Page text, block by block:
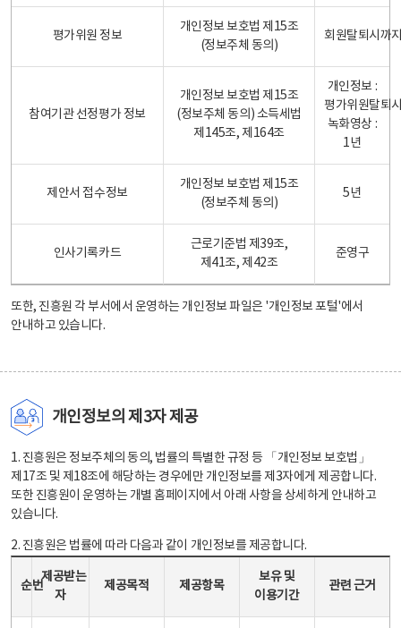
평가위원 정보
개인정보 보호법 제15조
(정보주체 동의)
회원탈퇴시까
참여기관 선정평가 정보
개인정보 보호법 제15조
(정보주체 동의) 소득세법
제145조, 제164조
개인정보 :
평가위원탈퇴
녹화영상 :
1년
제안서 접수정보
개인정보 보호법 제15조
(정보주체 동의)
5년
인사기록카드
근로기준법 제39조,
제41조, 제42조
준영구
또한, 진흥원 각 부서에서 운영하는 개인정보 파일은 '개인정보 포털'에서
안내하고 있습니다.
개인정보의 제3자 제공
1. 진흥원은 정보주체의 동의, 법률의 특별한 규정 등 「개인정보 보호법」
제17조 및 제18조에 해당하는 경우에만 개인정보를 제3자에게 제공합니다.
또한 진흥원이 운영하는 개별 홈페이지에서 아래 사항을 상세하게 안내하고
있습니다.
2. 진흥원은 법률에 따라 다음과 같이 개인정보를 제공합니다.
순번
제공받는
자
제공목적 제공항목
보유 및
이용기간
관련 근거